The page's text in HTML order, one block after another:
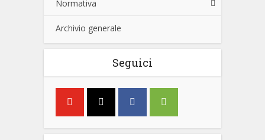
Normativa
Archivio generale
Seguici